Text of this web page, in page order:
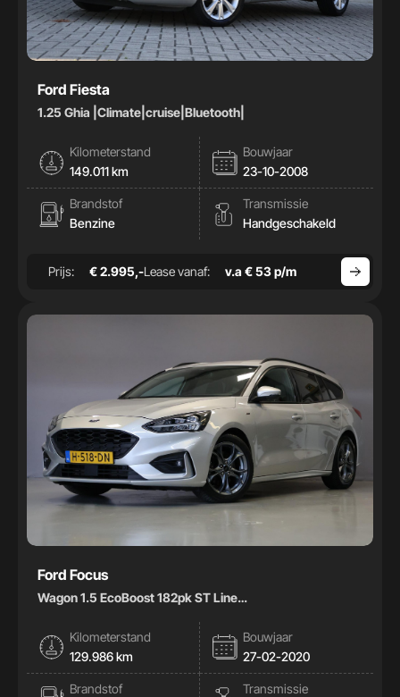
Ford Fiesta
1.25 Ghia |Climate|cruise|Bluetooth|
Kilometerstand
149.011 km
Bouwjaar
23-10-2008
Brandstof
Benzine
Transmissie
Handgeschakeld
Prijs: € 2.995,-Lease vanaf: v.a € 53 p/m
Ford Focus
Wagon 1.5 EcoBoost 182pk ST Line
Kilometerstand
129.986 km
Bouwjaar
27-02-2020
Brandstof
Transmissie